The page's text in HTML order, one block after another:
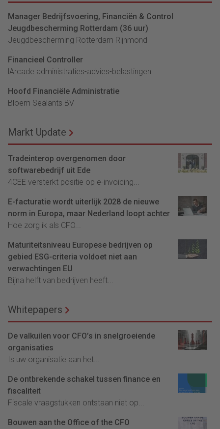
Manager Bedrijfsvoering, Financiën & Control
Jeugdbescherming Rotterdam (36 uur)
Jeugdbescherming Rotterdam Rijnmond
Financieel Controller
lArcade administraties-advies-belastingen
Hoofd Financiële Administratie
Bloem Sealants BV
Markt Update
Tradeinterop overgenomen door
softwarebedrijf uit Ede
4CEE versterkt positie op e-invoicing...
E-facturatie wordt uiterlijk 2028 de nieuwe
norm in Europa, maar Nederland loopt achter
Hoe zorg ik als CFO...
Maturiteitsniveau Europese bedrijven op
gebied ESG-criteria voldoet niet aan
verwachtingen EU
Bijna helft van bedrijven heeft...
Whitepapers
De valkuilen voor CFO’s in snelgroeiende
organisaties
Is uw organisatie aan het...
De ontbrekende schakel tussen finance en
fiscaliteit
Fiscale vraagstukken ontstaan niet op...
Bouwen aan the Office of the CFO